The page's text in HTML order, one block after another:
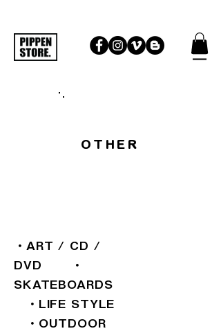
OTHER
・ ART / CD /
DVD
・
SKATEBOARDS
・ LIFE STYLE
・ OUTDOOR